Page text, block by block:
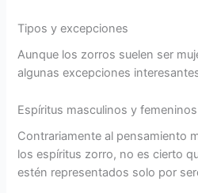
Tipos y excepciones
Aunque los zorros suelen ser
algunas excepciones
Espíritus masculinos y femeninos
Contrariamente al pensamiento
los espíritus zorro, no es cierto
estén representados solo por